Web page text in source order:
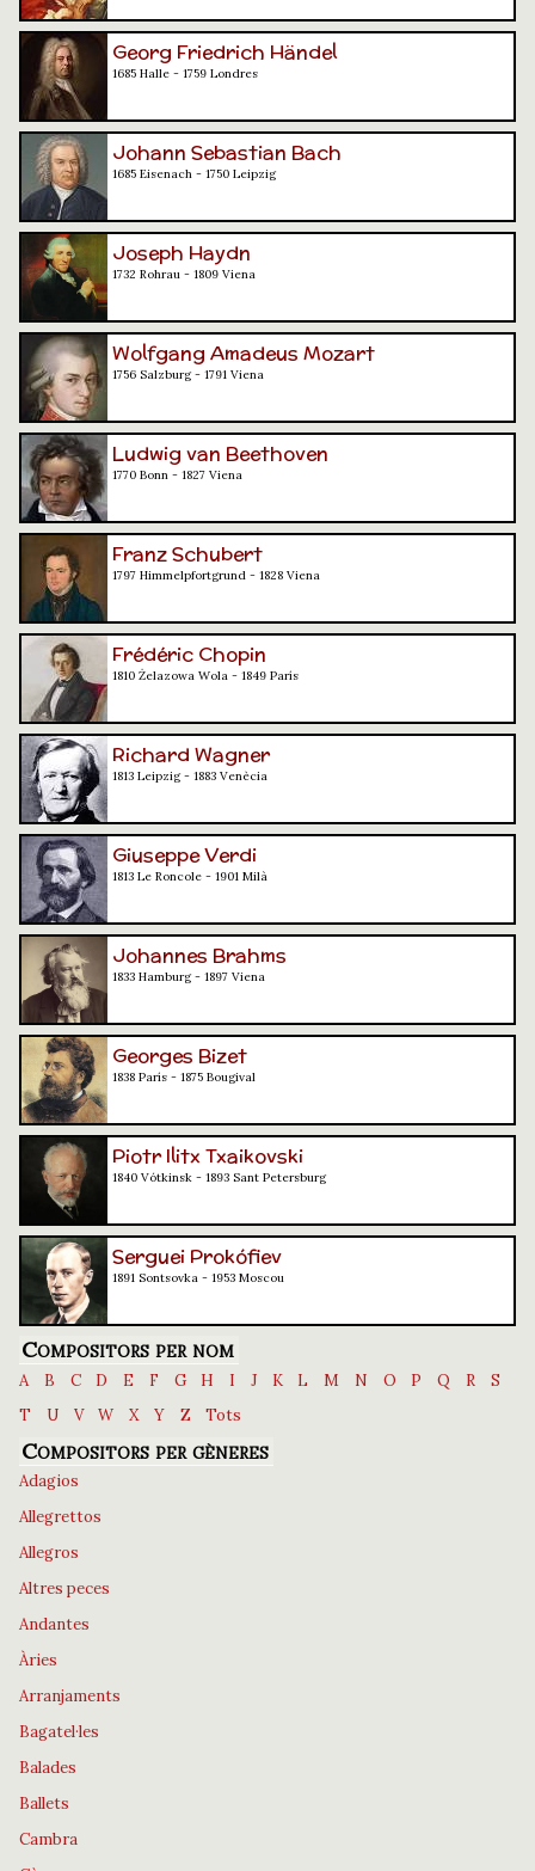
Georg Friedrich Händel
1685 Halle - 1759 Londres
Johann Sebastian Bach
1685 Eisenach - 1750 Leipzig
Joseph Haydn
1732 Rohrau - 1809 Viena
Wolfgang Amadeus Mozart
1756 Salzburg - 1791 Viena
Ludwig van Beethoven
1770 Bonn - 1827 Viena
Franz Schubert
1797 Himmelpfortgrund - 1828 Viena
Frédéric Chopin
1810 Żelazowa Wola - 1849 París
Richard Wagner
1813 Leipzig - 1883 Venècia
Giuseppe Verdi
1813 Le Roncole - 1901 Milà
Johannes Brahms
1833 Hamburg - 1897 Viena
Georges Bizet
1838 París - 1875 Bougival
Piotr Ilitx Txaikovski
1840 Vótkinsk - 1893 Sant Petersburg
Serguei Prokófiev
1891 Sontsovka - 1953 Moscou
Compositors per nom
A B C D E F G H I J K L M N O P Q R
S
T
U V W X Y Z Tots
Compositors per gèneres
Adagios
Allegrettos
Allegros
Altres peces
Andantes
Àries
Arranjaments
Bagatel·les
Balades
Ballets
Cambra